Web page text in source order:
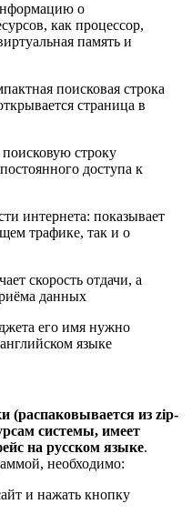
о
как процессор,
память и
поисковая строка
страница в
строку
доступа к
интернета: показывает
трафике, так и о
скорость отдачи, а
данных
его имя нужно
языке
(распаковывается из zip-
системы, имеет
на русском языке.
необходимо:
и нажать кнопку